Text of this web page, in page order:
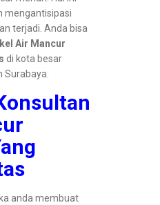
mengantisipasi
terjadi. Anda bisa
Air Mancur
di kota besar
anda membuat